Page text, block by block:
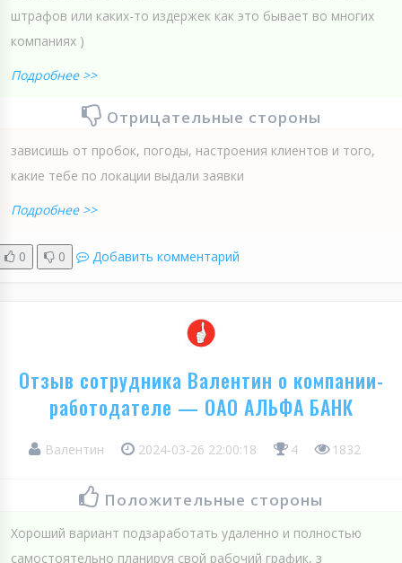
штрафов или каких-то издержек как это бывает во многих
компаниях )
Подробнее >>
Отрицательные стороны
зависишь от пробок, погоды, настроения клиентов и того,
какие тебе по локации выдали заявки
Подробнее >>
0 0 Добавить комментарий
Отзыв сотрудника Валентин о компании-
работодателе — ОАО АЛЬФА БАНК
Валентин 2024-03-26 22:00:18 4 1832
Положительные стороны
Хороший вариант подзаработать удаленно и полностью
самостоятельно планируя свой рабочий график, з